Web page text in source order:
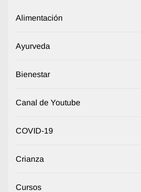
Alimentación
Ayurveda
Bienestar
Canal de Youtube
COVID-19
Crianza
Cursos